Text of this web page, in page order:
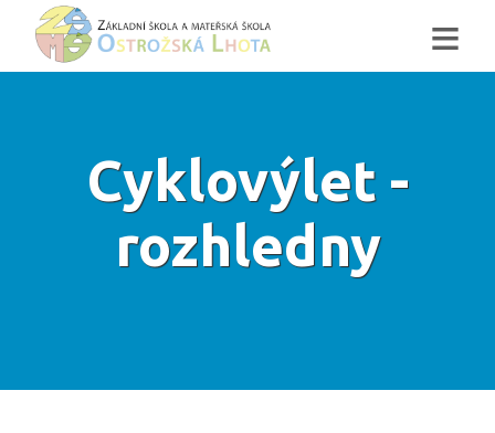
≡
Cyklovýlet -
rozhledny